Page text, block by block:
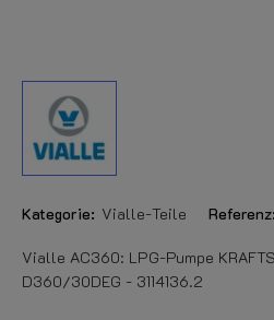
Kategorie: Vialle-Teile Referenz:
Vialle AC360: LPG-Pumpe
D360/30DEG - 3114136.2